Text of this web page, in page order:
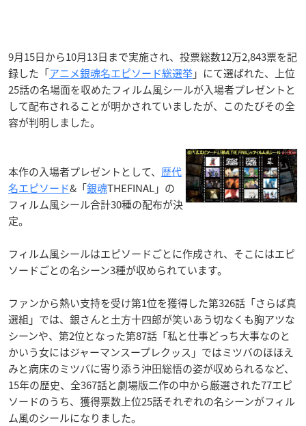
9月15日から10月13日まで実施され、投票総数12万2,843票を記
録した「アニメ銀魂名エピソード総選挙」にて選ばれた、上位
25話の名場面を収めたフィルム風シールが入場者プレゼントと
して配布されることが明かされていましたが、このたびその全
容が判明しました。
本作の入場者プレゼントとして、 歴代
名エピソード&「銀魂THEFINAL」の
フィルム風シール合計30種の配布が決
定。
フィルム風シールはエピソードごとに作成され、そこにはエピ
ソードごとの名シーン3種が収められています。
ファンから熱い支持を受け第1位を獲得した第326話「さらば真
選組」では、銀さんと土方十四郎が笑いあう切なくも胸アツな
シーンや、第2位となった第87話「私と仕事どっち大事なのと
かいう女にはジャーマンスープレクッス」ではミツバのほほえ
みと病床のミツバに寄り添う沖田総悟の姿が収められるなど、
15年の歴史、全367話と劇場版二作の中から厳選された77エピ
ソードのうち、獲得票数上位25話それぞれの名シーンがフィル
ム風のシールになりました。